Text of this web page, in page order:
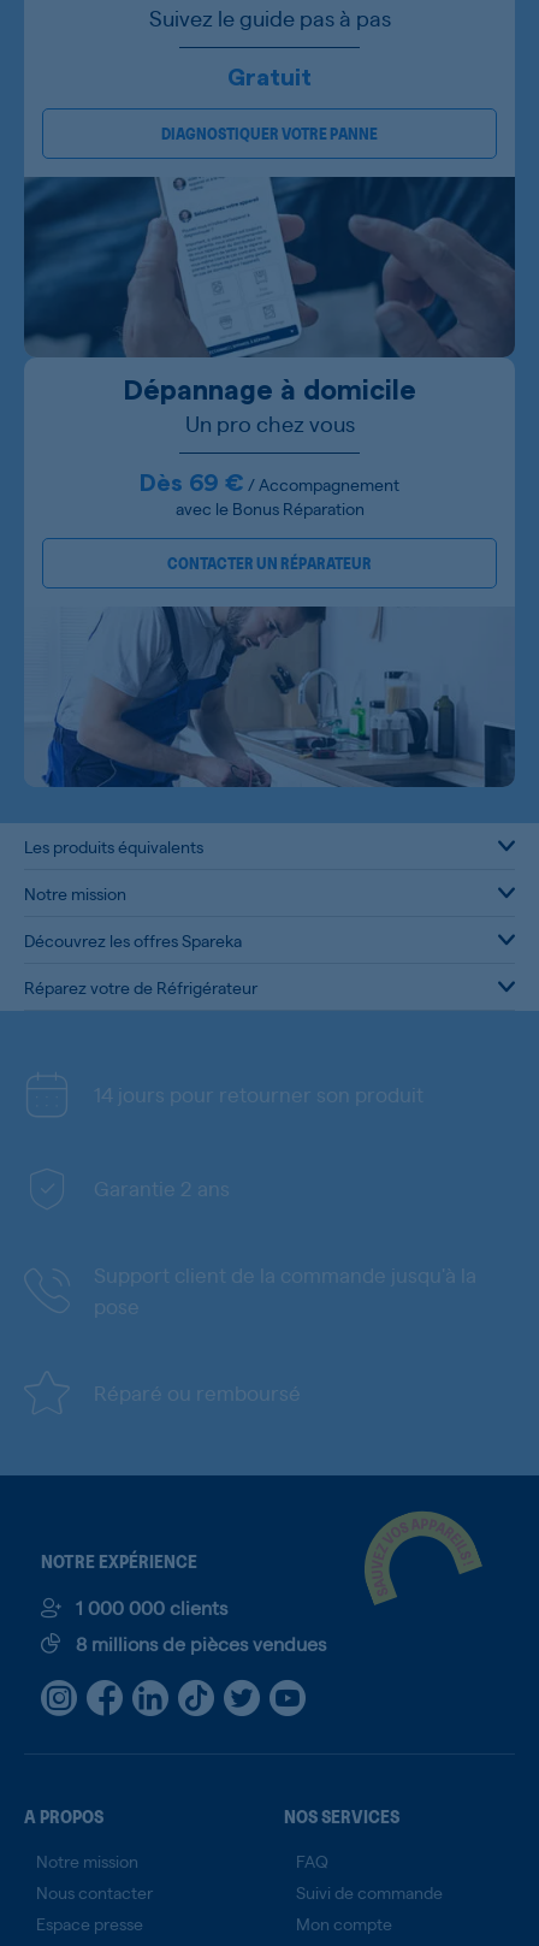
Suivez le guide pas à pas
Gratuit
DIAGNOSTIQUER VOTRE PANNE
Dépannage à domicile
Un pro chez vous
Dès 69 € / Accompagnement
avec le Bonus Réparation
CONTACTER UN RÉPARATEUR
Les produits équivalents
Notre mission
Découvrez les offres Spareka
Réparez votre de Réfrigérateur
14 jours pour retourner son produit
Garantie 2 ans
Support client de la commande jusqu'à la
pose
Réparé ou remboursé
NOTRE EXPÉRIENCE
1 000 000 clients
8 millions de pièces vendues
A PROPOS
Notre mission
Nous contacter
Espace presse
NOS SERVICES
FAQ
Suivi de commande
Mon compte